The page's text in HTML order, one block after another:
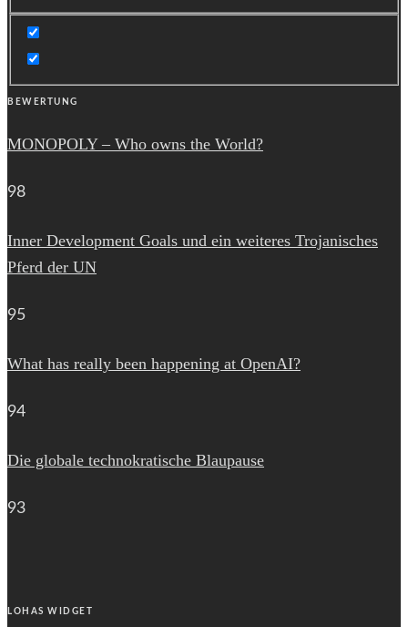
BEWERTUNG
MONOPOLY – Who owns the World?
98
Inner Development Goals und ein weiteres Trojanisches
Pferd der UN
95
What has really been happening at OpenAI?
94
Die globale technokratische Blaupause
93
LOHAS WIDGET